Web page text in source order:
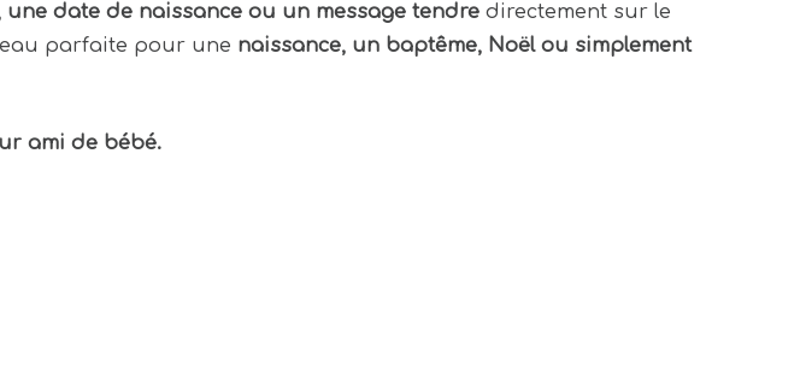
une date de naissance ou un message tendre directement sur le
parfaite pour une naissance, un baptême, Noël ou simplement
ami de bébé.